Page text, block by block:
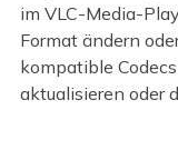
im VLC-Media-
Format ändern
kompatible
aktualisieren oder